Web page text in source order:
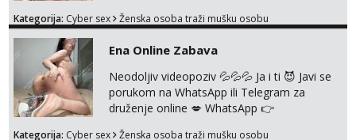
WhatsApp ili Telegram WhatsApp 👉
@enafriedrichkis 🤬NE RADIM SASTANKE I
DRUZENJA UZIVO🤬
Kategorija: Cyber sex Ženska osoba traži mušku osobu
Ena Online Zabava
Neodoljiv videopoziv 💦💦💦 Ja i ti 😈 Javi se
porukom na WhatsApp ili Telegram za
druženje online 💋 WhatsApp 👉
Kategorija: Cyber sex Ženska osoba traži mušku osobu